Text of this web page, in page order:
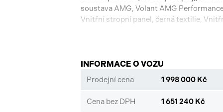
soustava AMG, Volant AMG
Vnitřní stropní panel, černá textilie,
Světlomety LED dynamické,
spolujezdce s rozpoznáním hmotnosti,
zádě, Přizpůsobení rychlosti v závislosti
PAKET ZRCÁTEK, Paket osvětlení
AMG Interier, Mercedes-AMG Exterier,
INFORMACE O VOZU
Prodejní cena 1 998 000 Kč
Cena bez DPH 1 651 240 Kč